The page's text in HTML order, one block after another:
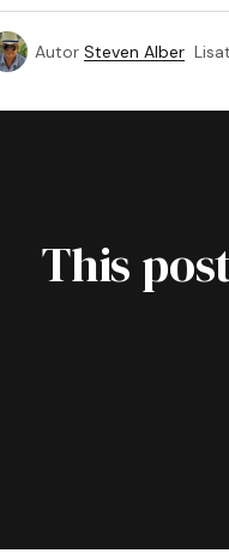
Autor Steven Alber
This